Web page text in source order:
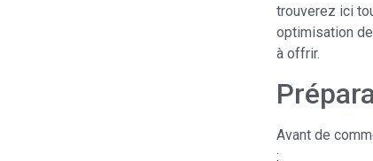
trouverez ici
optimisation
à offrir.
Avant de
: